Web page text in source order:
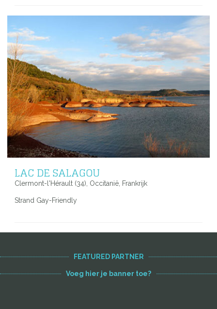
LAC DE SALAGOU
Clermont-l'Hérault (34), Occitanië, Frankrijk
Strand Gay-Friendly
FEATURED PARTNER
Voeg hier je banner toe?